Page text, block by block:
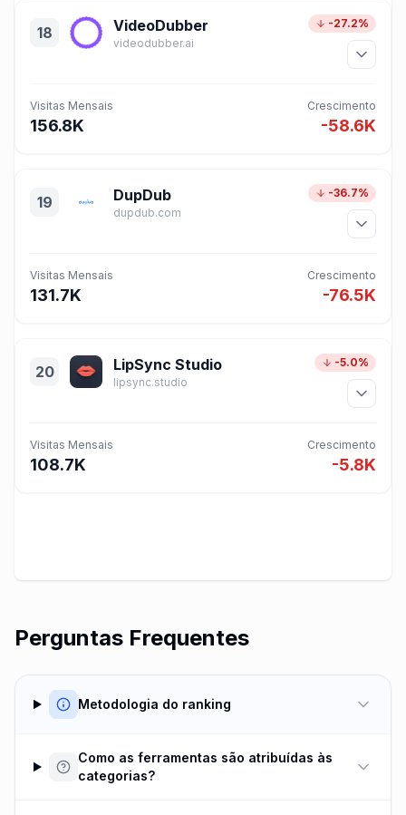
18 VideoDubber
videodubber.ai
-27.2%
Visitas Mensais
156.8K
Crescimento
-58.6K
19 DupDub
dupdub.com
-36.7%
Visitas Mensais
131.7K
Crescimento
-76.5K
20 LipSync Studio
lipsync.studio
-5.0%
Visitas Mensais
108.7K
Crescimento
-5.8K
Perguntas Frequentes
Metodologia do ranking
Como as ferramentas são atribuídas às
categorias?